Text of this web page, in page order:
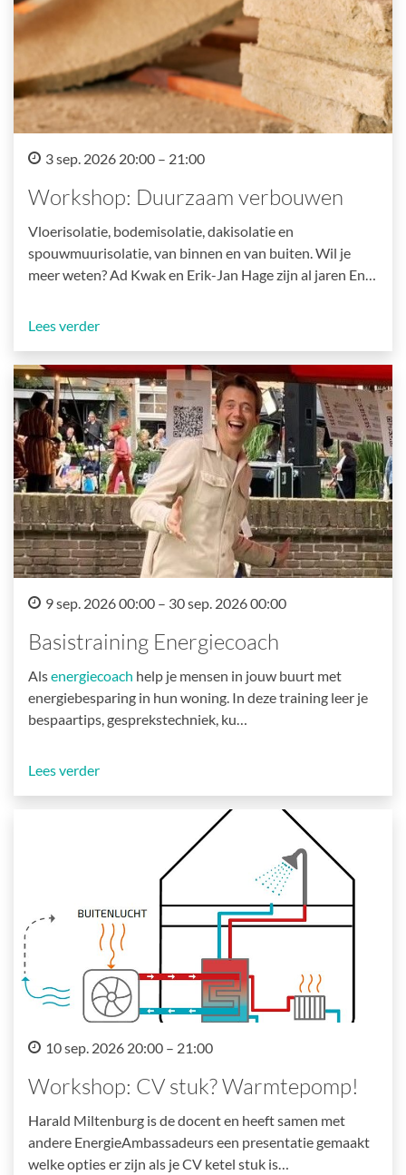
3 sep. 2026 20:00 – 21:00
Workshop: Duurzaam verbouwen
Vloerisolatie, bodemisolatie, dakisolatie en
spouwmuurisolatie, van binnen en van buiten. Wil je
meer weten? Ad Kwak en Erik-Jan Hage zijn al jaren En…
Lees verder
9 sep. 2026 00:00 – 30 sep. 2026 00:00
Basistraining Energiecoach
Alsenergiecoach help je mensen in jouw buurt met
energiebesparing in hun woning. In deze training leer je
bespaartips, gesprekstechniek, ku…
Lees verder
10 sep. 2026 20:00 – 21:00
Workshop: CV stuk? Warmtepomp!
Harald Miltenburg is de docent en heeft samen met
andere EnergieAmbassadeurs een presentatie gemaakt
welke opties er zijn als je CV ketel stuk is…